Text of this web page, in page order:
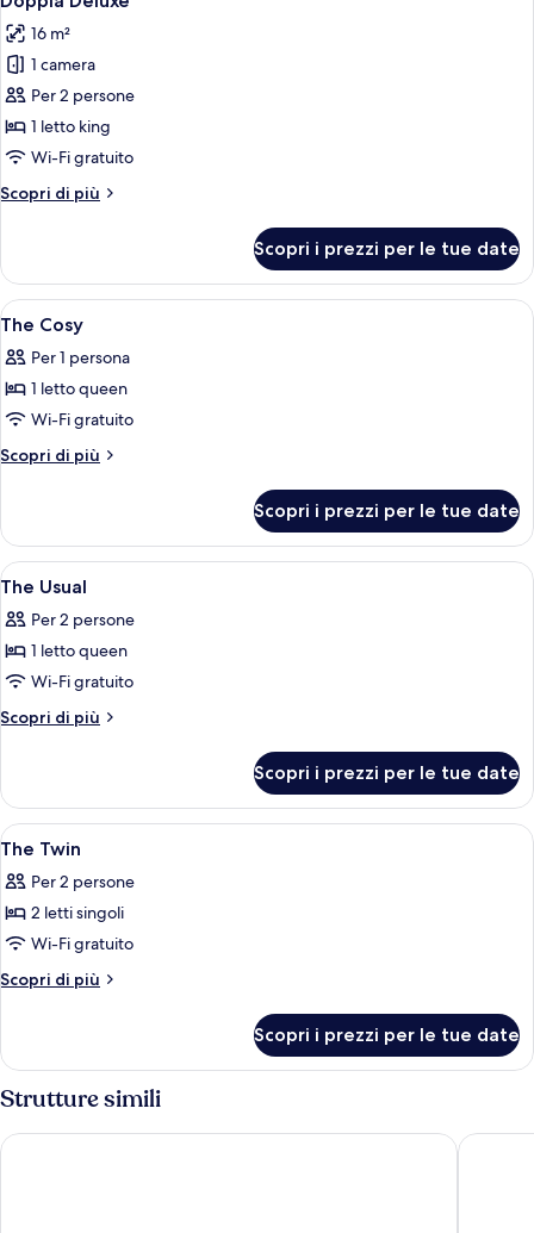
letti
singoli
tutte
le
foto
per
Doppia
Deluxe
16 m²
1 camera
Per 2 persone
1 letto king
Wi-Fi gratuito
Scopri di più
Altri
Deluxe
Scopri i prezzi per le tue date
Apri
tutte
le
foto
per
The
Postazione laptop, tende oscuranti,
8
The Cosy
Per 1 persona
1 letto queen
Wi-Fi gratuito
Scopri di più
Altri
Cosy
Scopri i prezzi per le tue date
Apri
tutte
le
foto
per
The
Postazione laptop, tende oscuranti,
9
The Usual
Per 2 persone
1 letto queen
Wi-Fi gratuito
Scopri di più
Altri
Usual
Scopri i prezzi per le tue date
Apri
tutte
le
foto
per
The
Postazione laptop, tende oscuranti,
9
The Twin
Per 2 persone
2 letti singoli
Wi-Fi gratuito
Scopri di più
Altri
Twin
Scopri i prezzi per le tue date
Strutture simili
Hotel Indigo Brussels - City by IHG Cardo